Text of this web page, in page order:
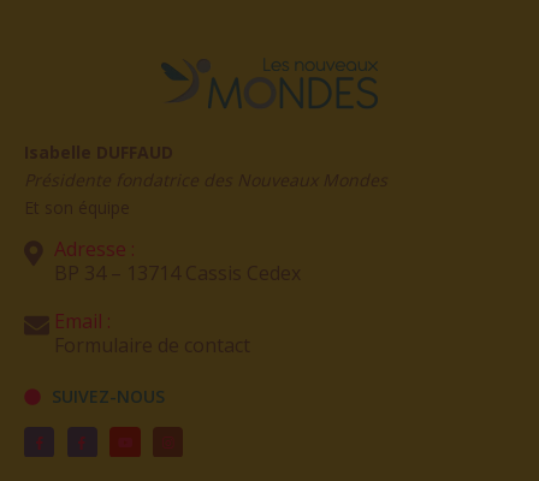
Adresse :
Email :
SUIVEZ-NOUS